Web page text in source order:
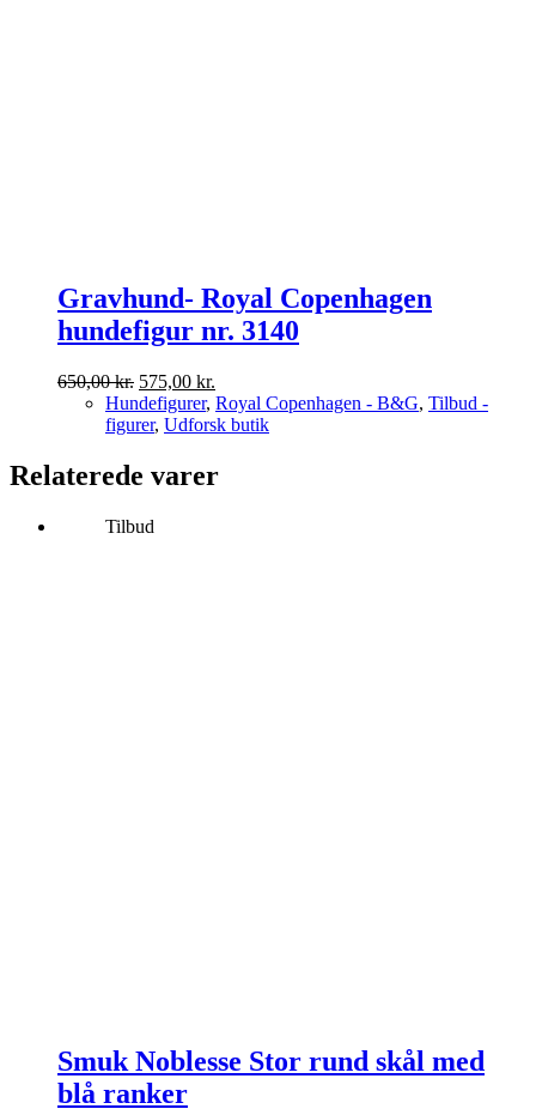
Gravhund- Royal Copenhagen
hundefigur nr. 3140
650,00kr. Den
oprindelige
pris
575,00 kr.
aktuelle
pris
Hundefigurer, Royal Copenhagen - B&G, Tilbud -
figurer, Udforsk butik
Relaterede varer
Tilbud
Smuk Noblesse Stor rund skål med
blå ranker